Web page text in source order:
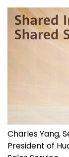
Charles Yang,
President of